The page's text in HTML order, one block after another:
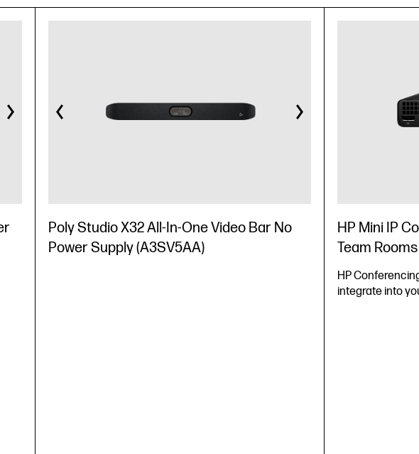
Poly Studio X32 All-In-One Video Bar No
Power Supply (A3SV5AA)
HP Mini IP
Team
HP
integrate into